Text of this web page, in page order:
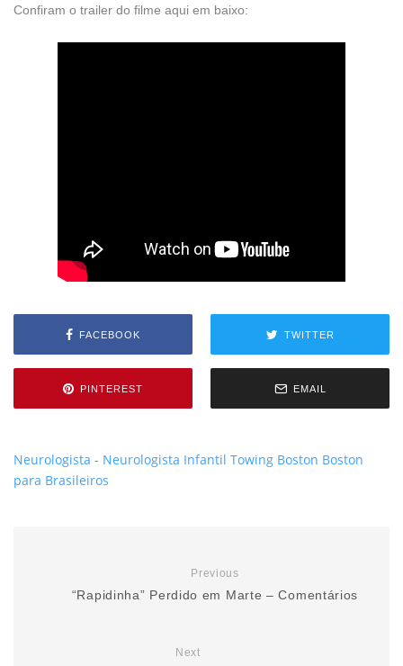
Confiram o trailer do filme aqui em baixo:
FACEBOOK TWITTER
PINTEREST EMAIL
Neurologista - Neurologista Infantil Towing Boston Boston
para Brasileiros
Previous
“Rapidinha” Perdido em Marte – Comentários
Next